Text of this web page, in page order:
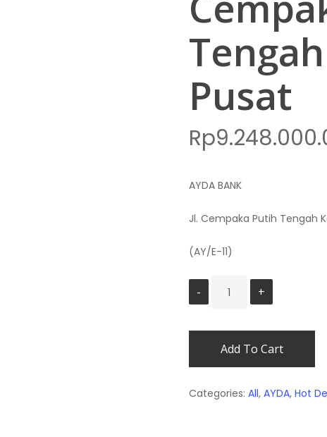
Pusat
Rp
AYDA BANK
Jl. Cempaka Putih Tengah
(AY/E-11)
Add To Cart
Categories: All, AYDA, Hot